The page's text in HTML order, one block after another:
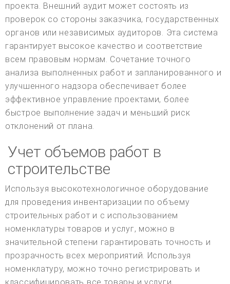
проекта. Внешний аудит может состоять из
проверок со стороны заказчика, государственных
органов или независимых аудиторов. Эта система
гарантирует высокое качество и соответствие
всем правовым нормам. Сочетание точного
анализа выполненных работ и запланированного и
улучшенного надзора обеспечивает более
эффективное управление проектами, более
быстрое выполнение задач и меньший риск
отклонений от плана.
Учет объемов работ в
строительстве
Используя высокотехнологичное оборудование
для проведения инвентаризации по объему
строительных работ и с использованием
номенклатуры товаров и услуг, можно в
значительной степени гарантировать точность и
прозрачность всех мероприятий. Используя
номенклатуру, можно точно регистрировать и
классифицировать все товары и услуги,